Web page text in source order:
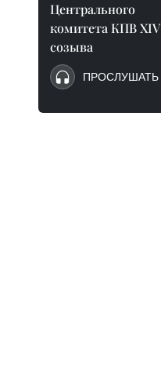
Центрального
комитета КПВ XIV
созыва
ПРОСЛУШАТЬ